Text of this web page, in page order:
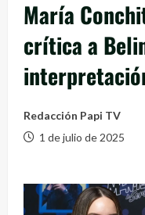
María
crítica a
Redacción Papi TV
1 de julio de 2025